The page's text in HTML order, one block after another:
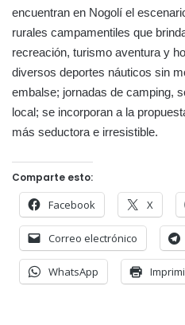
encuentran en Nogolí el
rurales campamentiles que
recreación, turismo aventura y
diversos deportes náuticos sin
embalse; jornadas de camping,
local; se incorporan a la
más seductora e irresistible.
Comparte esto:
Facebook X
Correo electrónico
WhatsApp